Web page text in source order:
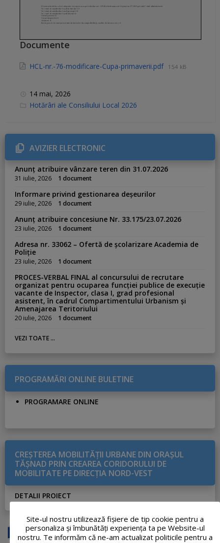
Documente
HCL-nr.-76-modificare-Cupa-primaverii.pdf 154 kB
14 mai, 2026
C
r
i
e
s
Hotărâri ale Consiliului Local 2026
AVIZIER ELECTRONIC
Anunț atribuire vânzare teren din 31.07.2026
31 iulie, 2026 1 document
Informare privind gestionarea deșeurilor
29 iulie, 2026 1 document
Anunț atribuire concesiune Nr. 33.175/23.07.2026
23 iulie, 2026 1 document
Adresa nr. 33062 – Ofertă de școlarizare Academia de
Poliție
23 iulie, 2026 1 document
PROCES-VERBAL FINAL al concursului de recrutare
organizat pentru ocuparea funcției publice de execuție
vacante de Inspector, clasa I, grad profesional
asistent, în cadrul Compartimentului Urbanism și
Amenajarea Teritoriului
20 iulie, 2026 1 document
VEZI TOATE ...
PROGRAMĂRI ONLINE BULETINE
PROGRAMARE ONLINE
CREŞTEREA MOBILITĂŢII URBANE DIN ORAŞUL
TĂŞNAD PRIN CREAREA CORIDORULUI DE
MOBILITATE PE DIRECŢIA NORD-VEST
DETALII PROIECT
Site-ul nostru utilizează fişiere de tip cookie pentru a
personaliza și îmbunătăți experiența ta pe Website-ul
nostru. Te informăm că ne-am actualizat politicile pentru a